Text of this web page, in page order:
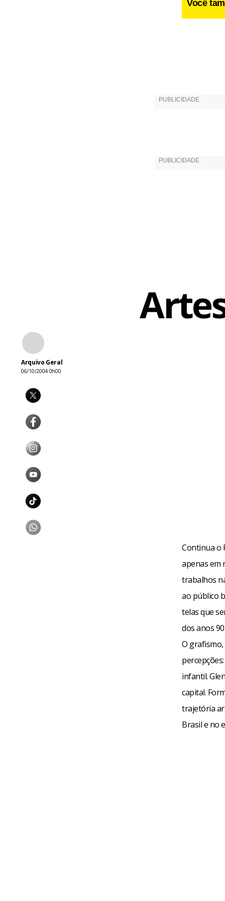
Você
Arquivo Geral
06/10/2004 0h00
Continua o
apenas em
trabalhos
ao público
telas que
dos anos
O
infantil.
capital.
trajetória
Brasil e no